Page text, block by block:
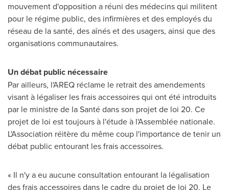
mouvement d'opposition a réuni des médecins qui militent
pour le régime public, des infirmières et des employés du
réseau de la santé, des aînés et des usagers, ainsi que des
organisations communautaires.
Un débat public nécessaire
Par ailleurs, l'AREQ réclame le retrait des amendements
visant à légaliser les frais accessoires qui ont été introduits
par le ministre de la Santé dans son projet de loi 20. Ce
projet de loi est toujours à l'étude à l'Assemblée nationale.
L'Association réitère du même coup l'importance de tenir un
débat public entourant les frais accessoires.
« Il n'y a eu aucune consultation entourant la légalisation
des frais accessoires dans le cadre du projet de loi 20. Le